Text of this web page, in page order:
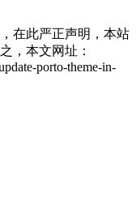
在此严正声明，本站
，本文网址：
porto-theme-in-